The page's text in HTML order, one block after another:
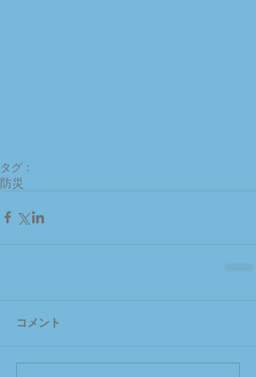
タグ：
防災
コメント